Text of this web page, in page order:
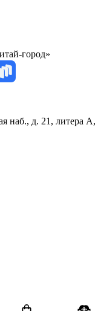
город»
наб., д. 21, литера А,